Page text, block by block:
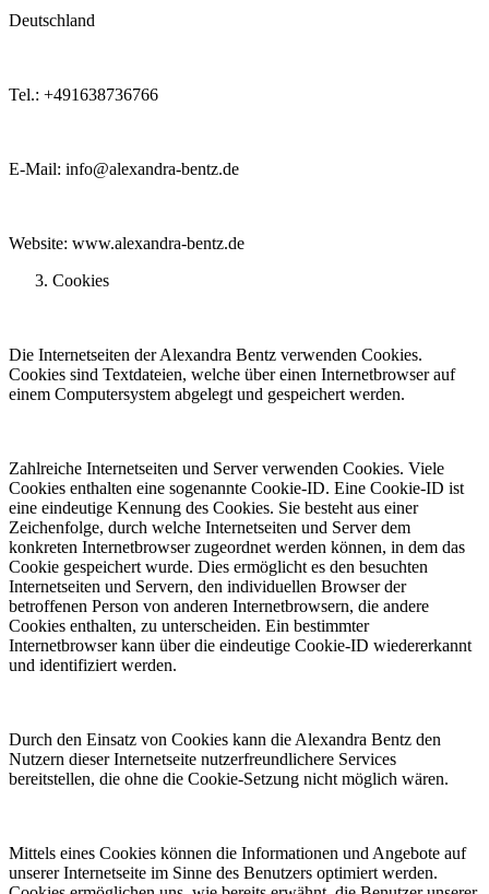
Deutschland
Tel.: +491638736766
E-Mail: info@alexandra-bentz.de
Website: www.alexandra-bentz.de
Cookies
Die Internetseiten der Alexandra Bentz verwenden Cookies.
Cookies sind Textdateien, welche über einen Internetbrowser auf
einem Computersystem abgelegt und gespeichert werden.
Zahlreiche Internetseiten und Server verwenden Cookies. Viele
Cookies enthalten eine sogenannte Cookie-ID. Eine Cookie-ID ist
eine eindeutige Kennung des Cookies. Sie besteht aus einer
Zeichenfolge, durch welche Internetseiten und Server dem
konkreten Internetbrowser zugeordnet werden können, in dem das
Cookie gespeichert wurde. Dies ermöglicht es den besuchten
Internetseiten und Servern, den individuellen Browser der
betroffenen Person von anderen Internetbrowsern, die andere
Cookies enthalten, zu unterscheiden. Ein bestimmter
Internetbrowser kann über die eindeutige Cookie-ID wiedererkannt
und identifiziert werden.
Durch den Einsatz von Cookies kann die Alexandra Bentz den
Nutzern dieser Internetseite nutzerfreundlichere Services
bereitstellen, die ohne die Cookie-Setzung nicht möglich wären.
Mittels eines Cookies können die Informationen und Angebote auf
unserer Internetseite im Sinne des Benutzers optimiert werden.